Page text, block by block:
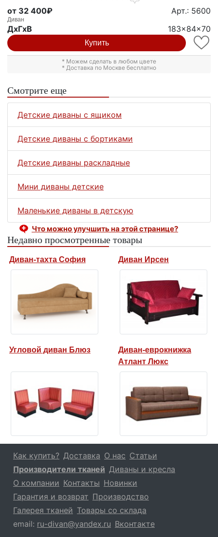
от 32 400₽ Арт.: 5600
Диван
ДxГxВ 183x84x70
Купить
* Можем сделать в любом цвете
* Доставка по Москве бесплатно
Смотрите еще
Детские диваны с ящиком
Детские диваны с бортиками
Детские диваны раскладные
Мини диваны детские
Маленькие диваны в детскую
Что можно улучшить на этой странице?
Недавно просмотренные товары
Диван-тахта София Диван Ирсен
Угловой диван Блюз
Диван-еврокнижка
Атлант Люкс
Как купить? Доставка О нас Статьи
Производители тканей Диваны и кресла
О компании Контакты Новинки
Гарантия и возврат Производство
Галерея тканей Товары со склада
email: ru-divan@yandex.ru Вконтакте